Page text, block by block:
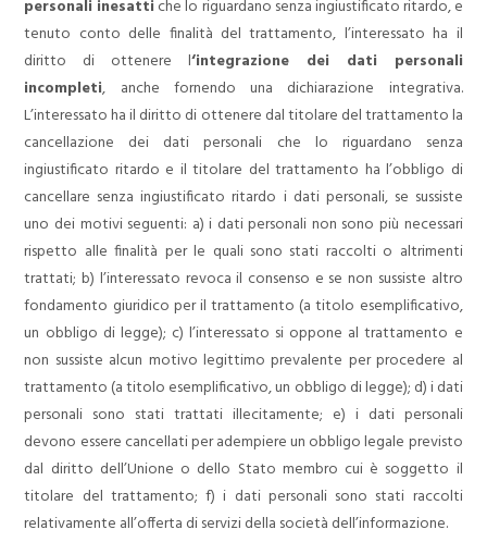
personali inesatti che lo riguardano senza ingiustificato ritardo, e
tenuto conto delle finalità del trattamento, l’interessato ha il
diritto di ottenere l‘integrazione dei dati personali
incompleti, anche fornendo una dichiarazione integrativa.
L’interessato ha il diritto di ottenere dal titolare del trattamento la
cancellazione dei dati personali che lo riguardano senza
ingiustificato ritardo e il titolare del trattamento ha l’obbligo di
cancellare senza ingiustificato ritardo i dati personali, se sussiste
uno dei motivi seguenti: a) i dati personali non sono più necessari
rispetto alle finalità per le quali sono stati raccolti o altrimenti
trattati; b) l’interessato revoca il consenso e se non sussiste altro
fondamento giuridico per il trattamento (a titolo esemplificativo,
un obbligo di legge); c) l’interessato si oppone al trattamento e
non sussiste alcun motivo legittimo prevalente per procedere al
trattamento (a titolo esemplificativo, un obbligo di legge); d) i dati
personali sono stati trattati illecitamente; e) i dati personali
devono essere cancellati per adempiere un obbligo legale previsto
dal diritto dell’Unione o dello Stato membro cui è soggetto il
titolare del trattamento; f) i dati personali sono stati raccolti
relativamente all’offerta di servizi della società dell’informazione.